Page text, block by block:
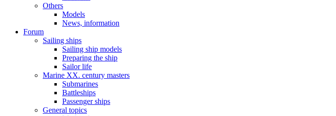
Others
Models
News, information
Forum
Sailing ships
Sailing ship models
Preparing the ship
Sailor life
Marine XX. century masters
Submarines
Battleships
Passenger ships
General topics